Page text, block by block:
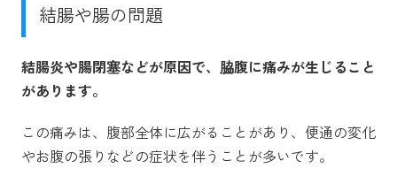
結腸や腸の問題
結腸炎や腸閉塞などが原因で、脇腹に痛みが生じること
があります。
この痛みは、腹部全体に広がることがあり、便通の変化
やお腹の張りなどの症状を伴うことが多いです。